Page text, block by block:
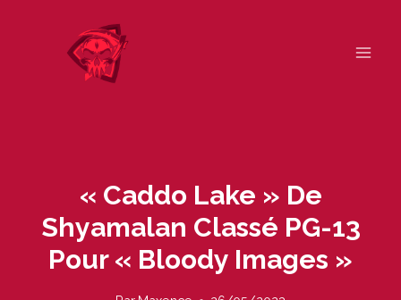
« Caddo Lake » De
Shyamalan Classé PG-13
Pour « Bloody Images »